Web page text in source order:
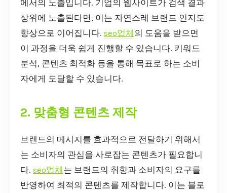
에서의 노출입니다. 기업의 웹사이트가 검색 결과
상위에 노출된다면, 이는 자연스레 브랜드 인지도
향상으로 이어집니다. seo업체 의 도움을 받으면
이 과정을 더욱 쉽게 진행할 수 있습니다. 키워드
분석, 콘텐츠 최적화 등을 통해 목표로 하는 소비
자에게 도달할 수 있습니다.
2. 맞춤형 콘텐츠 제작
브랜드의 메시지를 효과적으로 전달하기 위해서
는 소비자의 관심을 사로잡는 콘텐츠가 필요합니
다. seo업체 는 브랜드의 취향과 소비자의 요구를
반영하여 최적의 콘텐츠를 제작합니다. 이는 블로